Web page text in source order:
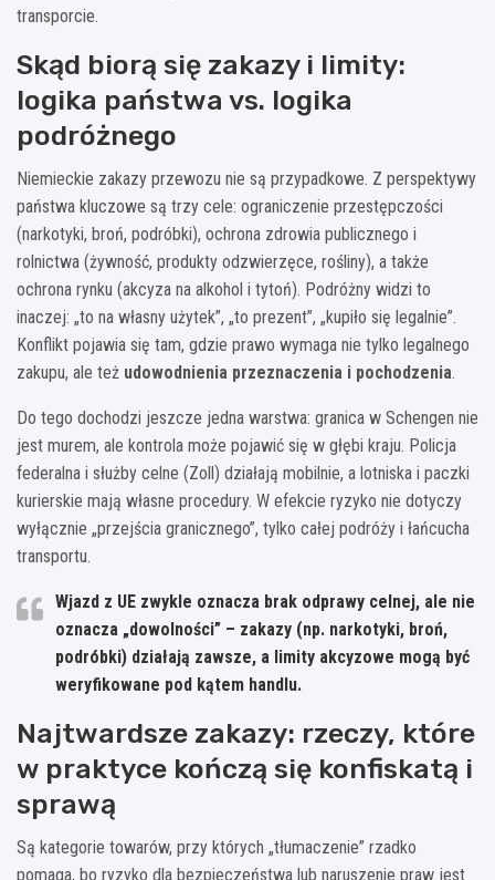
transporcie.
Skąd biorą się zakazy i limity:
logika państwa vs. logika
podróżnego
Niemieckie zakazy przewozu nie są przypadkowe. Z perspektywy
państwa kluczowe są trzy cele: ograniczenie przestępczości
(narkotyki, broń, podróbki), ochrona zdrowia publicznego i
rolnictwa (żywność, produkty odzwierzęce, rośliny), a także
ochrona rynku (akcyza na alkohol i tytoń). Podróżny widzi to
inaczej: „to na własny użytek”, „to prezent”, „kupiło się legalnie”.
Konflikt pojawia się tam, gdzie prawo wymaga nie tylko legalnego
zakupu, ale też udowodnienia przeznaczenia i pochodzenia.
Do tego dochodzi jeszcze jedna warstwa: granica w Schengen nie
jest murem, ale kontrola może pojawić się w głębi kraju. Policja
federalna i służby celne (Zoll) działają mobilnie, a lotniska i paczki
kurierskie mają własne procedury. W efekcie ryzyko nie dotyczy
wyłącznie „przejścia granicznego”, tylko całej podróży i łańcucha
transportu.
Wjazd z UE zwykle oznacza brak odprawy celnej, ale nie
oznacza „dowolności” – zakazy (np. narkotyki, broń,
podróbki) działają zawsze, a limity akcyzowe mogą być
weryfikowane pod kątem handlu.
Najtwardsze zakazy: rzeczy, które
w praktyce kończą się konfiskatą i
sprawą
Są kategorie towarów, przy których „tłumaczenie” rzadko
pomaga, bo ryzyko dla bezpieczeństwa lub naruszenie praw jest